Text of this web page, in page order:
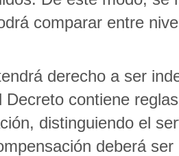
comparar entre
derecho a ser
Decreto contiene
distinguiendo el
deberá